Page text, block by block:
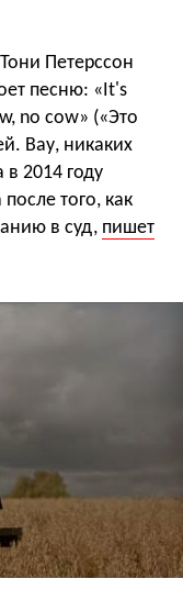
Петерссон
песню: «It's
no cow» («Это
Вау, никаких
2014 году
того, как
в суд, пишет